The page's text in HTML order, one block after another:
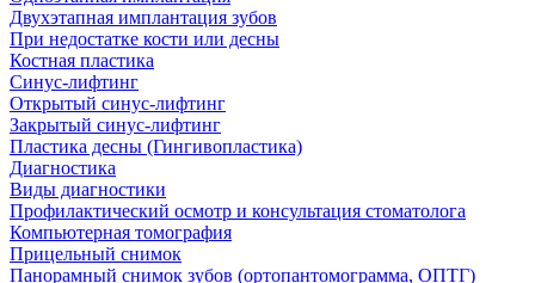
Двухэтапная имплантация зубов
При недостатке кости или десны
Костная пластика
Синус-лифтинг
Открытый синус-лифтинг
Закрытый синус-лифтинг
Пластика десны (Гингивопластика)
Диагностика
Виды диагностики
Профилактический осмотр и консультация стоматолога
Компьютерная томография
Прицельный снимок
Панорамный снимок зубов (ортопантомограмма, ОПТГ)